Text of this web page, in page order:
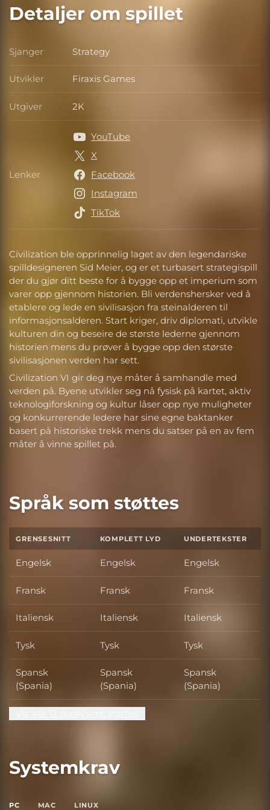
Detaljer om spillet
Civilization ble opprinnelig laget av den legendariske
spilldesigneren Sid Meier, og er et turbasert strategispill
der du gjør ditt beste for å bygge opp et imperium som
varer opp gjennom historien. Bli verdenshersker ved å
etablere og lede en sivilisasjon fra steinalderen til
informasjonsalderen. Start kriger, driv diplomati, utvikle
kulturen din og beseire de største lederne gjennom
historien mens du prøver å bygge opp den største
sivilisasjonen verden har sett.
Civilization VI gir deg nye måter å samhandle med
verden på. Byene utvikler seg nå fysisk på kartet, aktiv
teknologiforskning og kultur låser opp nye muligheter
og konkurrerende ledere har sine egne baktanker
basert på historiske trekk mens du satser på en av fem
måter å vinne spillet på.
Sjanger Sjanger
Strategy
Utvikler Utvikler
Firaxis Games
Utgiver Utgiver
2K
Lenker Lenker
YouTube
X
Facebook
Instagram
TikTok
Språk som støttes
GRENSESNITT KOMPLETT LYD UNDERTEKSTER
Engelsk Engelsk Engelsk
Fransk Fransk Fransk
Italiensk Italiensk Italiensk
Tysk Tysk Tysk
Spansk
(Spania)
Spansk
(Spania)
Spansk
(Spania)
Systemkrav
PC MAC LINUX